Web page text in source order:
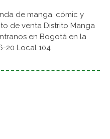
de manga, cómic y
de venta Distrito Manga
en Bogotá en la
20 Local 104